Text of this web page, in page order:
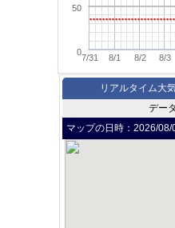
7/31 8/1 8/2 8/3
0
50
リアルタイム大
デー
マップの日時：2026/08/